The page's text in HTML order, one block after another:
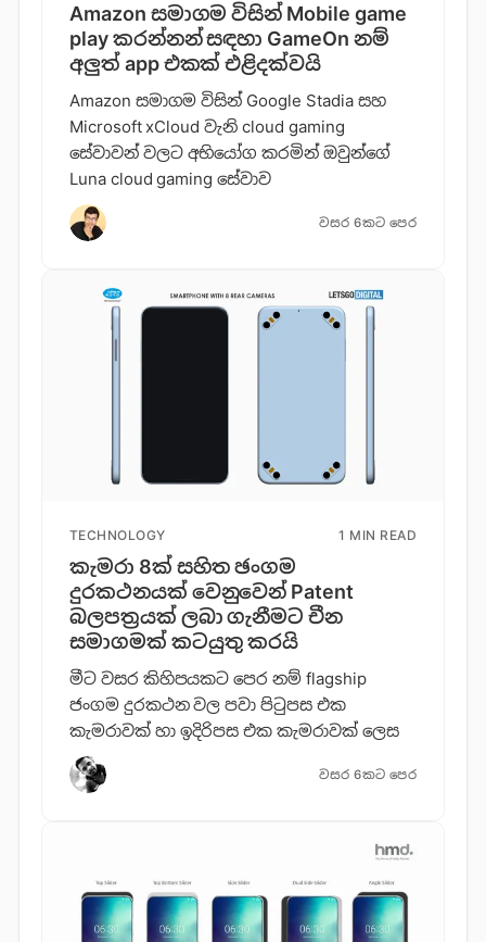
Amazon සමාගම විසින් Mobile game
play කරන්නන් සඳහා GameOn නම්
අලුත් app එකක් එළිදක්වයි
Amazon සමාගම විසින් Google Stadia සහ
Microsoft xCloud වැනි cloud gaming
සේවාවන් වලට අභියෝග කරමින් ඔවුන්ගේ
Luna cloud gaming සේවාව
වසර 6කට පෙර
TECHNOLOGY 1 MIN READ
කැමරා 8ක් සහිත ඡංගම
දුරකථනයක් වෙනුවෙන් Patent
බලපත්‍රයක් ලබා ගැනීමට චීන
සමාගමක් කටයුතු කරයි
මීට වසර කිහිපයකට පෙර නම් flagship
ජංගම දුරකථන වල පවා පිටුපස එක
කැමරාවක් හා ඉදිරිපස එක කැමරාවක් ලෙස
වසර 6කට පෙර